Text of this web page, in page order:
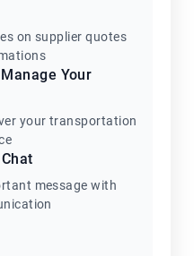
on supplier quotes
Your
your transportation
message with